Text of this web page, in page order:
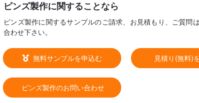
ピンズ製作に関することなら
ピンズ製作に関するサンプルのご請求、お見積もり、ご質問
合わせ下さい。
無料サンプルを申込む 見積り(無料)
ピンズ製作のお問い合わせ